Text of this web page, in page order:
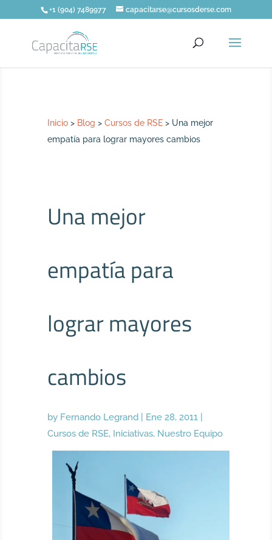
+1 (904) 7489977 capacitarse@cursosderse.com
Inicio > Blog >Cursos de RSE > Una mejor
empatía para lograr mayores cambios
Una mejor
empatía para
lograr mayores
cambios
by Fernando Legrand Ene 28, 2011
Cursos de RSE, Iniciativas, Nuestro Equipo